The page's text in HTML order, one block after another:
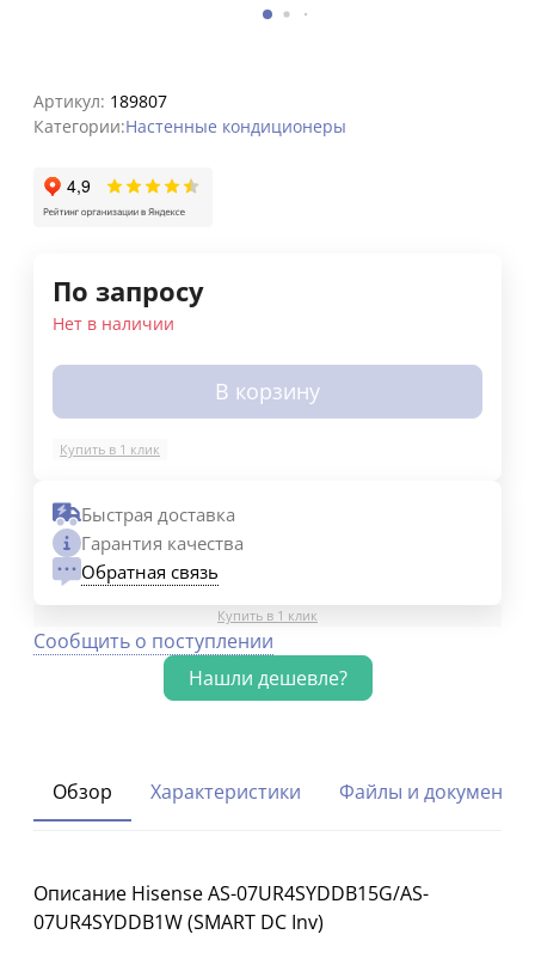
Артикул: 189807
Категории:Настенные кондиционеры
По запросу
Нет в наличии
В корзину
Купить в 1 клик
Быстрая доставка
Гарантия качества
Обратная связь
Купить в 1 клик
Сообщить о поступлении
Обзор Характеристики Файлы и документы
Описание Hisense AS-07UR4SYDDB15G/AS-
07UR4SYDDB1W (SMART DC Inv)